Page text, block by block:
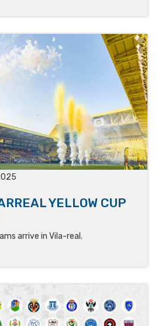
YELLOW CUP
arrive in Vila-real.